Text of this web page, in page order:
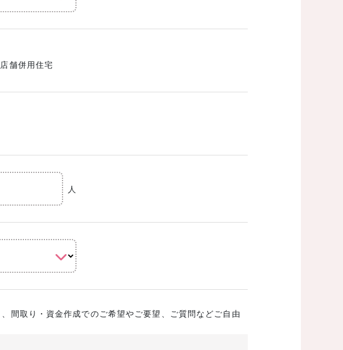
店舗併用住宅
人
間取り・資金作成でのご希望やご要望、ご質問などご自由